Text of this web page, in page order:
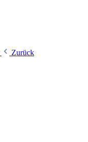
Zurück